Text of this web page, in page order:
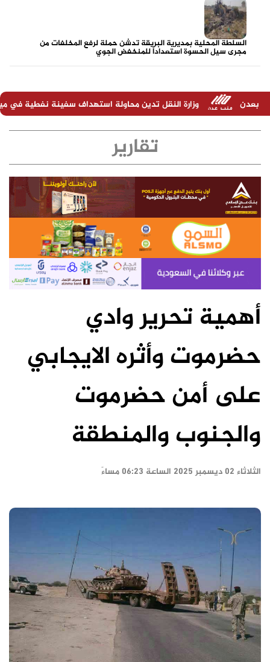
السلطة المحلية بمديرية البريقة تدشن حملة لرفع المخلفات من
مجرى سيل الحسوة استعداداً للمنخفض الجوي
النقل تدين محاولة استهداف سفينة نفطية في ميناء المخا وتحذر من
تقارير
أهمية تحرير وادي
حضرموت وأثره الايجابي
على أمن حضرموت
والجنوب والمنطقة
الثلاثاء ٠٢ ديسمبر ٢٠٢٥ الساعة ٠٦:٢٣ مساءً